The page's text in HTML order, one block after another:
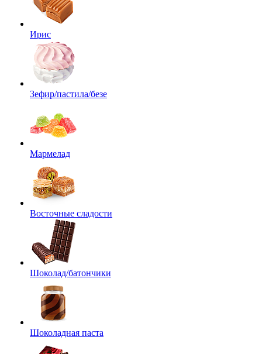
Ирис
Зефир/пастила/безе
Мармелад
Восточные сладости
Шоколад/батончики
Шоколадная паста